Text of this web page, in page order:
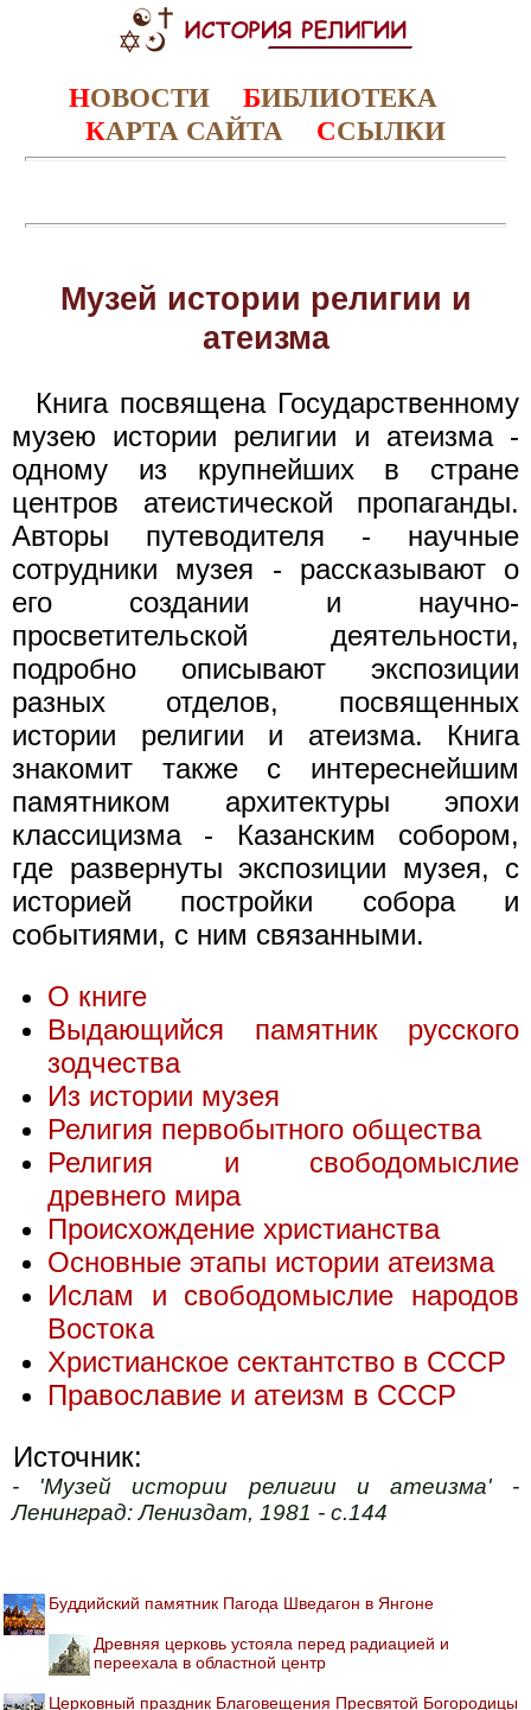
НОВОСТИ БИБЛИОТЕКА
КАРТА САЙТА ССЫЛКИ
Музей истории религии и
атеизма
Книга посвящена Государственному
музею истории религии и атеизма -
одному из крупнейших в стране
центров атеистической пропаганды.
Авторы путеводителя - научные
сотрудники музея - рассказывают о
его создании и научно-
просветительской деятельности,
подробно описывают экспозиции
разных отделов, посвященных
истории религии и атеизма. Книга
знакомит также с интереснейшим
памятником архитектуры эпохи
классицизма - Казанским собором,
где развернуты экспозиции музея, с
историей постройки собора и
событиями, с ним связанными.
О книге
Выдающийся памятник русского
зодчества
Из истории музея
Религия первобытного общества
Религия и свободомыслие
древнего мира
Происхождение христианства
Основные этапы истории атеизма
Ислам и свободомыслие народов
Востока
Христианское сектантство в СССР
Православие и атеизм в СССР
Источник:
- 'Музей истории религии и атеизма' -
Ленинград: Лениздат, 1981 - с.144
Буддийский памятник Пагода Шведагон в Янгоне
Древняя церковь устояла перед радиацией и
переехала в областной центр
Церковный праздник Благовещения Пресвятой Богородицы